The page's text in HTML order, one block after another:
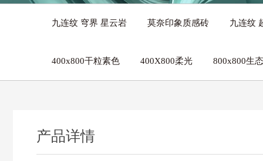
九连纹 穹界 星云岩 莫奈印象质感砖 九连纹
400x800干粒素色 400X800柔光 800x800生
产品详情